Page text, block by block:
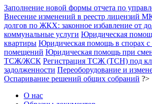
Заполнение новой формы отчета по
Внесение изменений в реестр лицензий
долгов по ЖКХ: законное избавление от
коммунальные услуги Юридическая
квартиры Юридическая помощь в спорах с
помещений Юридическая помощь при
ТСЖ/ЖСК Регистрация ТСЖ (ТСН) под
задолженности Переоборудование и
Оспаривание решений общих собраний ?>
О нас